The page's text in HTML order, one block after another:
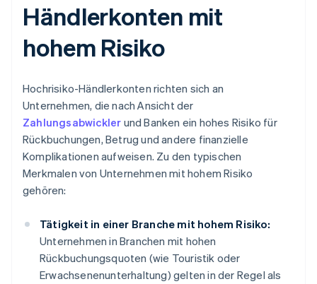
Händlerkonten mit
hohem Risiko
Hochrisiko-Händlerkonten richten sich an
Unternehmen, die nach Ansicht der
Zahlungsabwickler und Banken ein hohes Risiko für
Rückbuchungen, Betrug und andere finanzielle
Komplikationen aufweisen. Zu den typischen
Merkmalen von Unternehmen mit hohem Risiko
gehören:
Tätigkeit in einer Branche mit hohem Risiko:
Unternehmen in Branchen mit hohen
Rückbuchungsquoten (wie Touristik oder
Erwachsenenunterhaltung) gelten in der Regel als